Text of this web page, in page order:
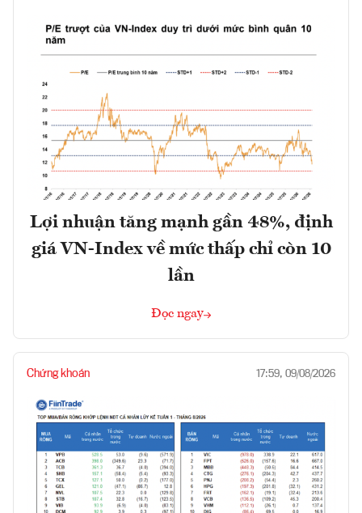
Lợi nhuận tăng mạnh gần 48%, định
giá VN-Index về mức thấp chỉ còn 10
lần
Đọc ngay
Chứng khoán 17:59, 09/08/2026